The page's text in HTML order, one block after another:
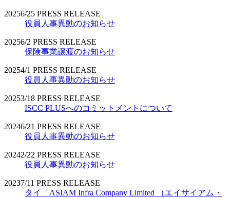
20256/25 PRESS RELEASE
役員人事異動のお知らせ
20256/2 PRESS RELEASE
保険事業譲渡のお知らせ
20254/1 PRESS RELEASE
役員人事異動のお知らせ
20253/18 PRESS RELEASE
ISCC PLUSへのコミットメントについて
20246/21 PRESS RELEASE
役員人事異動のお知らせ
20242/22 PRESS RELEASE
役員人事異動のお知らせ
20237/11 PRESS RELEASE
タイ「ASIAM Infra Company Limited （エイサイアム・